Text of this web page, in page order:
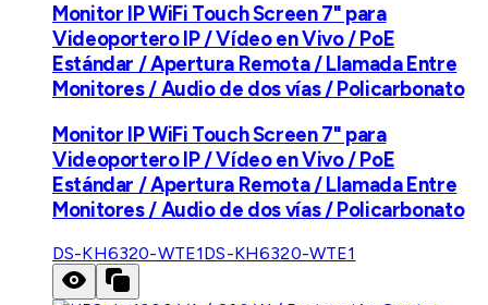
Monitor IP WiFi Touch Screen 7" para
Videoportero IP / Vídeo en Vivo / PoE
Estándar / Apertura Remota / Llamada Entre
Monitores / Audio de dos vías / Policarbonato
Monitor IP WiFi Touch Screen 7" para
Videoportero IP / Vídeo en Vivo / PoE
Estándar / Apertura Remota / Llamada Entre
Monitores / Audio de dos vías / Policarbonato
DS-KH6320-WTE1DS-KH6320-WTE1